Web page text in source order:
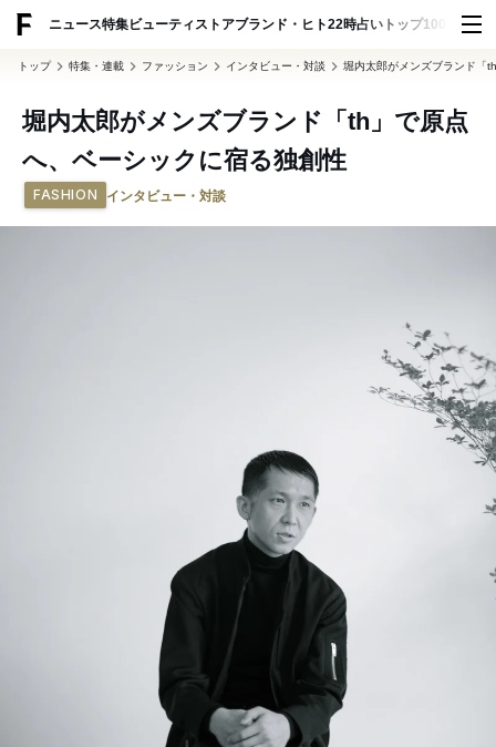
ニュース特集ビューティ ストアブランド・ヒト22時占い トップ100 スナッ
トップ 特集・連載 ファッション インタビュー・対談 堀内太郎がメンズブランド「
堀内太郎がメンズブランド「th」で原点
へ、ベーシックに宿る独創性
FASHION インタビュー・対談